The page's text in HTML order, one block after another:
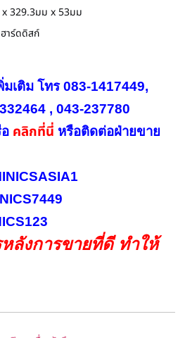
329.3มม x 53มม
าร์ดดิสก์
มเติม โทร 083-1417449,
, 043-237780
คลิกที่นี่ หรือติดต่อฝ่ายขาย
หลังการขายที่ดี ทำให้